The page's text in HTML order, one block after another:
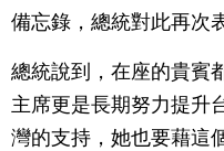
備忘錄，總統對此再次
總統說到，在座的貴賓
主席更是長期努力提升
灣的支持，她也要藉這